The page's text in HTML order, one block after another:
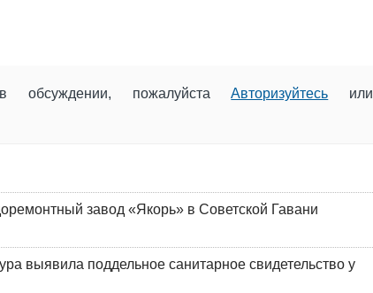
обсуждении, пожалуйстаАвторизуйтесь или
завод «Якорь» в Советской Гавани
выявила поддельное санитарное свидетельство у